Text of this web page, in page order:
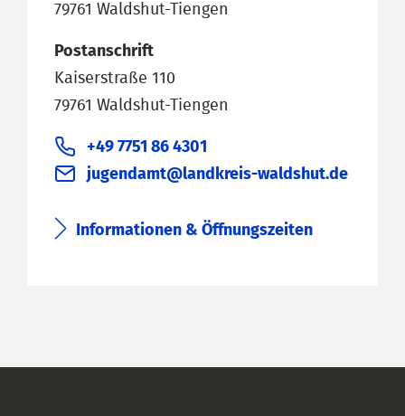
79761 Waldshut-Tiengen
Postanschrift
Kaiserstraße 110
79761 Waldshut-Tiengen
+49 7751 86 4301
jugendamt@landkreis-waldshut.de
Informationen & Öffnungszeiten